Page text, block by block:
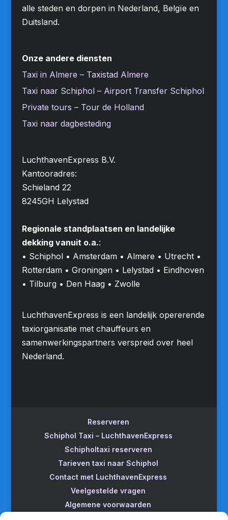
alle steden en dorpen in Nederland, Belgïe en
Duitsland.
Onze andere diensten
Taxi in Almere – Taxistad Almere
Taxi naar Schiphol – Airport Transfer Schiphol
Private tours – Tour de Holland
Taxi naar dagbesteding
LuchthavenExpress B.V.
Kantooradres:
Schieland 22
8245GH Lelystad
Regionale standplaatsen en landelijke
dekking vanuit o.a.:
• Schiphol • Amsterdam • Almere • Utrecht •
Rotterdam • Groningen • Lelystad • Eindhoven
• Tilburg • Den Haag • Zwolle
LuchthavenExpress is een landelijk opererende
taxiorganisatie met chauffeurs en
samenwerkingspartners verspreid over heel
Nederland.
Reserveren
Schiphol Taxi – LuchthavenExpress
Schipholtaxi reserveren
Tarieven taxi naar Schiphol
Contact met LuchthavenExpress
Veelgestelde vragen
Algemene voorwaarden